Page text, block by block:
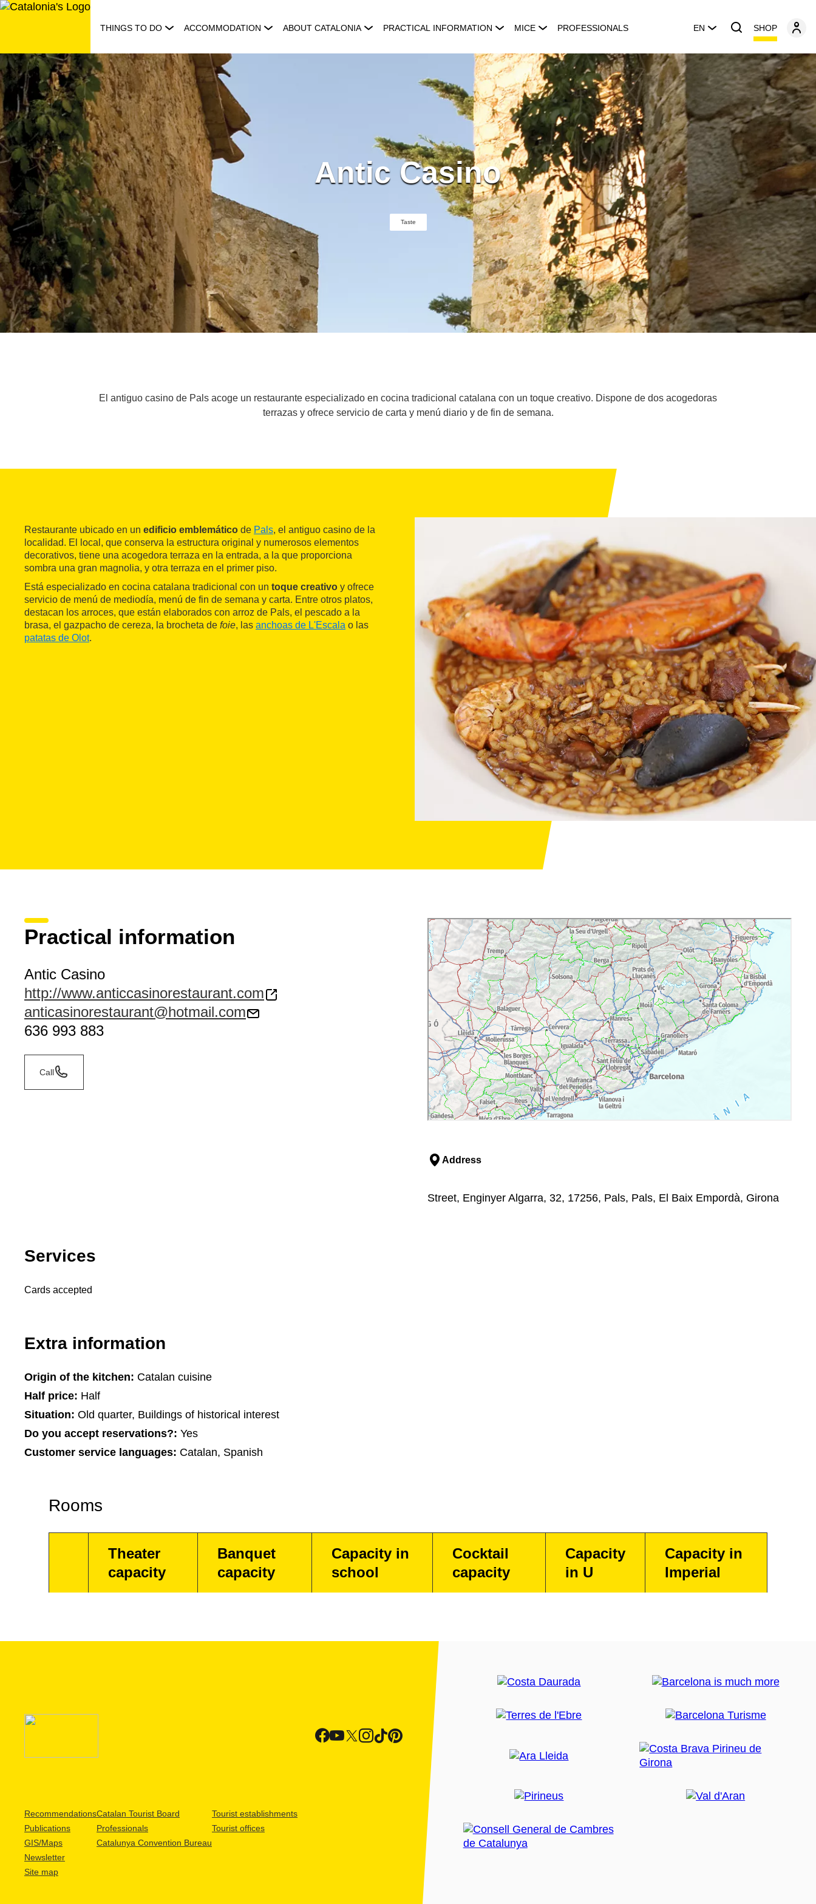
Skip
THINGS TO DO ACCOMMODATION ABOUT CATALONIA PRACTICAL INFORMATION MICE PROFESSIONALS EN SHOP
Antic Casino
Taste
El antiguo casino de Pals acoge un restaurante especializado en cocina tradicional catalana con un toque creativo. Dispone de dos acogedoras
terrazas y ofrece servicio de carta y menú diario y de fin de semana.
Restaurante ubicado en un edificio emblemático de Pals, el antiguo casino de la
localidad. El local, que conserva la estructura original y numerosos elementos
decorativos, tiene una acogedora terraza en la entrada, a la que proporciona
sombra una gran magnolia, y otra terraza en el primer piso.
Está especializado en cocina catalana tradicional con un toque creativo y ofrece
servicio de menú de mediodía, menú de fin de semana y carta. Entre otros platos,
destacan los arroces, que están elaborados con arroz de Pals, el pescado a la
brasa, el gazpacho de cereza, la brocheta de foie, las anchoas de L'Escala o las
patatas de Olot.
Practical information
Antic Casino
http://www.anticcasinorestaurant.com
anticasinorestaurant@hotmail.com
636 993 883
Call
Address
Street, Enginyer Algarra, 32, 17256, Pals, Pals, El Baix Empordà, Girona
Services
Cards accepted
Extra information
Origin of the kitchen: Catalan cuisine
Half price: Half
Situation: Old quarter, Buildings of historical interest
Do you accept reservations?: Yes
Customer service languages: Catalan, Spanish
Rooms
Theater
capacity
Banquet
capacity
Capacity in
school
Cocktail
capacity
Capacity
in U
Capacity in
Imperial
Recommendations
Publications
GIS/Maps
Newsletter
Site map
Catalan Tourist Board
Professionals
Catalunya Convention Bureau
Tourist establishments
Tourist offices